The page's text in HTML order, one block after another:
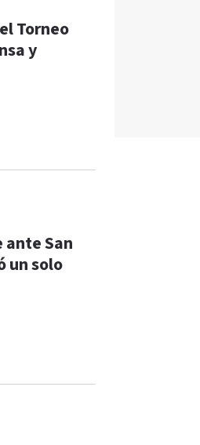
Torneo
y
San
un solo